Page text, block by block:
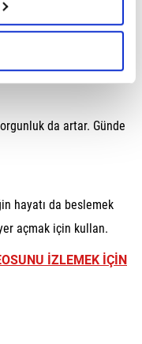
ile ilgili daha
Esne. Bedenini
de hissetme.
da artar. Günde
hayatı da beslemek
açmak için kullan.
İZLEMEK İÇİN